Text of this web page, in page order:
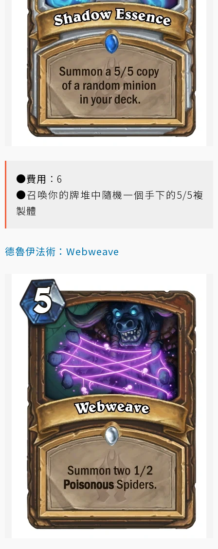
●費用 ：6
●召喚你的牌堆中隨機一個手下的5/5複
製體
德魯伊法術：Webweave